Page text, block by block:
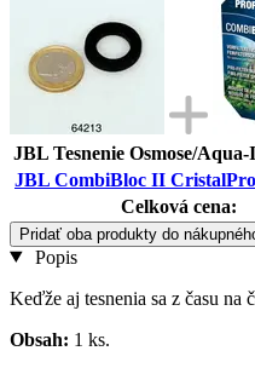
JBL Tesnenie Osmose/
JBL CombiBloc II
Celková cena:
Pridať oba produkty do
Popis
Keďže aj tesnenia sa z času na
Obsah: 1 ks.